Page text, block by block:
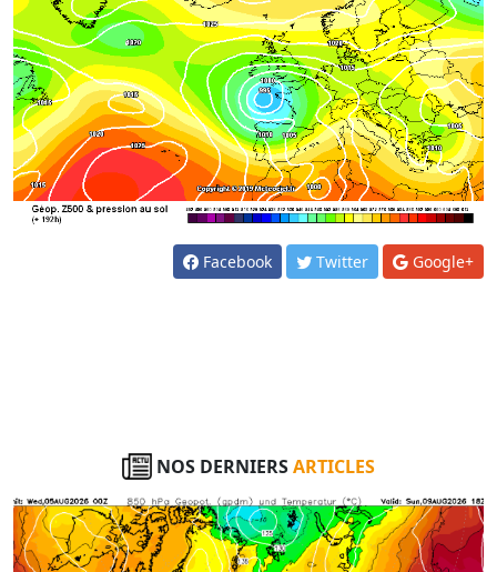
Facebook Twitter Google+
NOS DERNIERSARTICLES